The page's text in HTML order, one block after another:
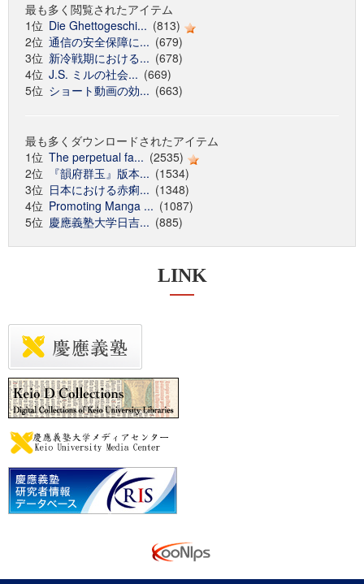
最も多く閲覧されたアイテム
1位 Die Ghettogeschi... (813)
2位 通信の安全保障に... (679)
3位 新冷戦期における... (678)
4位 J.S. ミルの社会... (669)
5位 ショート動画の効... (663)
最も多くダウンロードされたアイテム
1位 The perpetual fa... (2535)
2位
『韻府群玉』版本... (1534)
3位 日本における赤痢... (1348)
4位 Promoting Manga ... (1087)
5位 慶應義塾大学日吉... (885)
LINK